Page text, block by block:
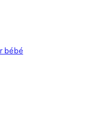
bébé